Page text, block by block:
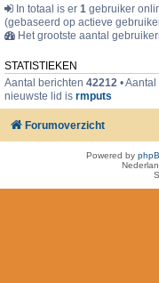
In totaal is er 1 gebruiker
(gebaseerd op actieve
Het grootste aantal
STATISTIEKEN
Aantal berichten 42212 •
nieuwste lid is rmputs
Forumoverzicht
Powered by